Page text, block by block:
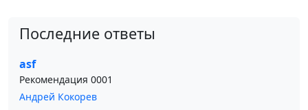
Последние ответы
asf
Рекомендация 0001
Андрей Кокорев